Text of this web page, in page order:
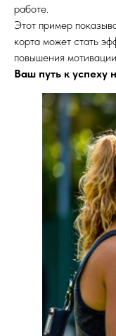
работе.
Этот пример
корта может стать
повышения
Ваш путь к успеху